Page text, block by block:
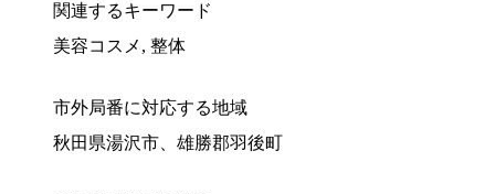
関連するキーワード
美容コスメ, 整体
市外局番に対応する地域
秋田県湯沢市、雄勝郡羽後町